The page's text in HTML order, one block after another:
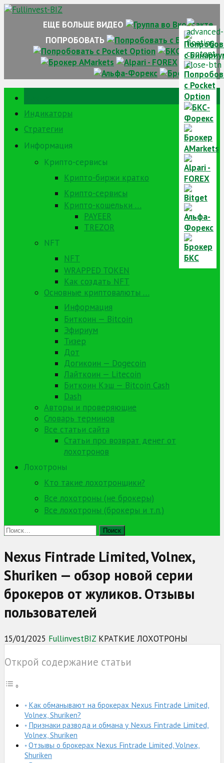
Skip
ЕЩЕ БОЛЬШЕ ВИДЕО
ПОПРОБОВАТЬ
Индикаторы
Стратегии
Информация
Крипто-сервисы
Крипто-биржи кратко
Крипто-сервисы
Крипто-кошельки …
PAYEER
TREZOR
NFT
NFT
WRAPPED TOKEN
Как создать NFT
Основные криптовалюты …
Информация
Биткоин — Bitcoin
Эфириум
Тизер
Дот
Догикоин — Dogecoin
Лайткоин — Litecoin
Биткоин Кэш — Bitcoin Cash
Dash
Авторы и проверяющие
Словарь терминов
Все статьи сайта
Статьи про возврат денег от
лохотронов
Лохотроны
Кто такие лохотронщики?
Все лохотроны (не брокеры)
Все лохотроны (брокеры и т.п.)
Найти:
Nexus Fintrade Limited, Volnex,
Shuriken — обзор новой серии
брокеров от жуликов. Отзывы
пользователей
15/01/2025 FullinvestBIZ КРАТКИЕ ЛОХОТРОНЫ
Открой содержание статьи
Как обманывают на брокерах Nexus Fintrade Limited,
Volnex, Shuriken?
Признаки развода и обмана у Nexus Fintrade Limited,
Volnex, Shuriken
Отзывы о брокерах Nexus Fintrade Limited, Volnex,
Shuriken